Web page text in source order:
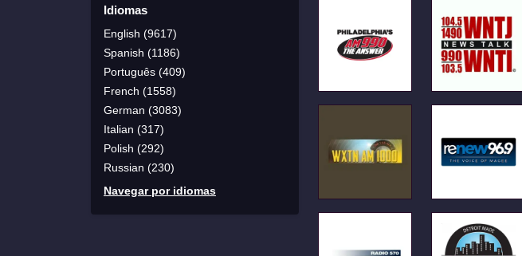
Idiomas
English (9617)
Spanish (1186)
Português (409)
French (1558)
German (3083)
Italian (317)
Polish (292)
Russian (230)
Navegar por idiomas